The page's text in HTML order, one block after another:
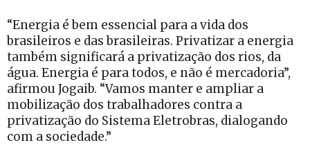
“Energia é bem essencial para a vida dos
brasileiros e das brasileiras. Privatizar a energia
também significará a privatização dos rios, da
água. Energia é para todos, e não é mercadoria”,
afirmou Jogaib. “Vamos manter e ampliar a
mobilização dos trabalhadores contra a
privatização do Sistema Eletrobras, dialogando
com a sociedade.”